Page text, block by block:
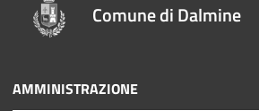
Comune di Dalmine
AMMINISTRAZIONE